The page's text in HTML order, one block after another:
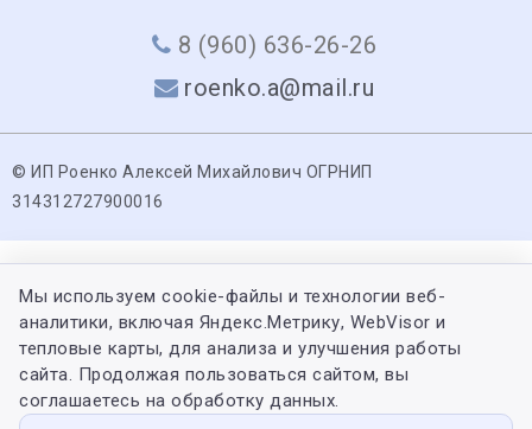
8 (960) 636-26-26
roenko.a@mail.ru
© ИП Роенко Алексей Михайлович ОГРНИП
314312727900016
Мы используем cookie-файлы и технологии веб-
аналитики, включая Яндекс.Метрику, WebVisor и
тепловые карты, для анализа и улучшения работы
сайта. Продолжая пользоваться сайтом, вы
соглашаетесь на обработку данных.